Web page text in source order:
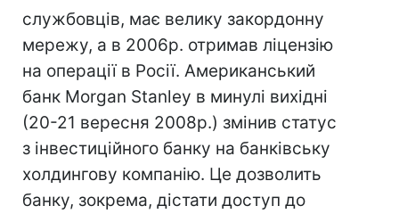
службовців, має велику закордонну
мережу, а в 2006р. отримав ліцензію
на операції в Росії. Американський
банк Morgan Stanley в минулі вихідні
(20-21 вересня 2008р.) змінив статус
з інвестиційного банку на банківську
холдингову компанію. Це дозволить
банку, зокрема, дістати доступ до